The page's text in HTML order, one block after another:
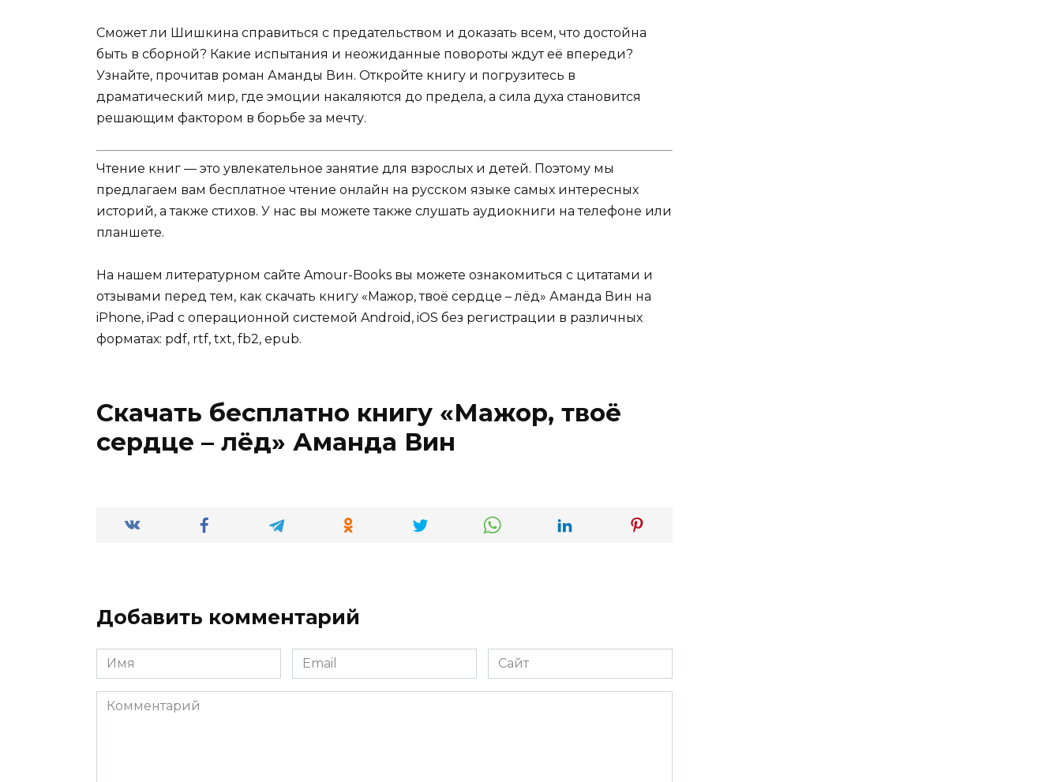
Сможет ли Шишкина справиться с предательством и доказать всем, что достойна
быть в сборной? Какие испытания и неожиданные повороты ждут её впереди?
Узнайте, прочитав роман Аманды Вин. Откройте книгу и погрузитесь в
драматический мир, где эмоции накаляются до предела, а сила духа становится
решающим фактором в борьбе за мечту.
Чтение книг — это увлекательное занятие для взрослых и детей. Поэтому мы
предлагаем вам бесплатное чтение онлайн на русском языке самых интересных
историй, а также стихов. У нас вы можете также слушать аудиокниги на телефоне или
планшете.
На нашем литературном сайте Amour-Books вы можете ознакомиться с цитатами и
отзывами перед тем, как скачать книгу «Мажор, твоё сердце – лёд» Аманда Вин на
iPhone, iPad с операционной системой Android, iOS без регистрации в различных
форматах: pdf, rtf, txt, fb2, epub.
Скачать бесплатно книгу «Мажор, твоё
сердце – лёд» Аманда Вин
Добавить комментарий
Имя
*
Email
*
Сайт
Комментарий